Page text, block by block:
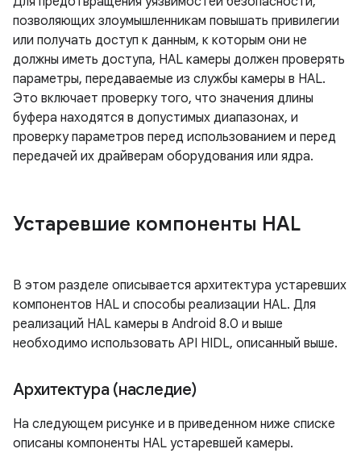
позволяющих злоумышленникам повышать привилегии
или получать доступ к данным, к которым они не
должны иметь доступа, HAL камеры должен проверять
параметры, передаваемые из службы камеры в HAL.
Это включает проверку того, что значения длины
буфера находятся в допустимых диапазонах, и
проверку параметров перед использованием и перед
передачей их драйверам оборудования или ядра.
Устаревшие компоненты HAL
В этом разделе описывается архитектура устаревших
компонентов HAL и способы реализации HAL. Для
реализаций HAL камеры в Android 8.0 и выше
необходимо использовать API HIDL, описанный выше.
Архитектура (наследие)
На следующем рисунке и в приведенном ниже списке
описаны компоненты HAL устаревшей камеры.